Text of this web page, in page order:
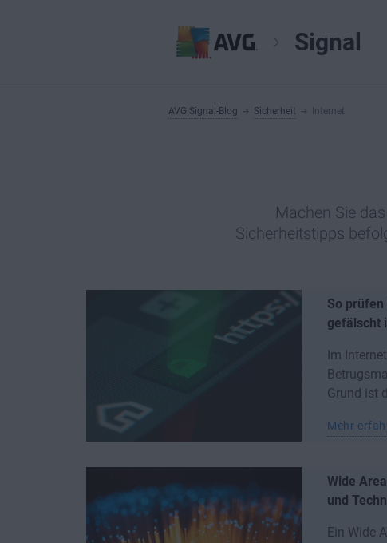
Signal
AVG Signal-Blog Sicherheit Internet
Machen Sie
Sicherheitstipps
So
gefälscht
Im
Grund ist
Mehr
Wide
und
Ein Wide